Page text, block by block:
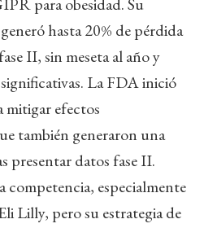
hasta 20% de pérdida
II, sin meseta al año y
La FDA inició
mitigar efectos
también generaron una
presentar datos fase II.
competencia, especialmente
Lilly, pero su estrategia de